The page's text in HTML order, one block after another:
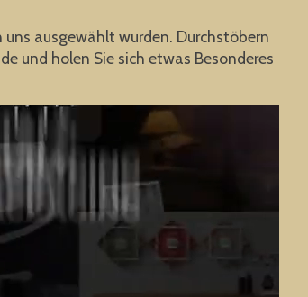
ausgewählt wurden. Durchstöbern
und holen Sie sich etwas Besonderes